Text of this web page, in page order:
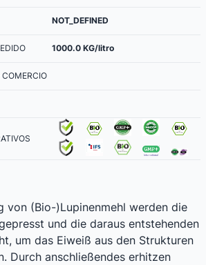
NOT_DEFINED
1000.0 KG/litro
COMERCIO
von (Bio-)Lupinenmehl werden die
und die daraus entstehenden
um das Eiweiß aus den Strukturen
Durch anschließendes erhitzen